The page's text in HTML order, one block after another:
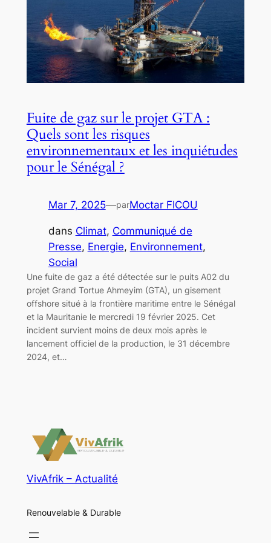
Fuite de gaz sur le projet GTA :
Quels sont les risques
environnementaux et les inquiétudes
pour le Sénégal ?
Mar 7, 2025—parMoctar FICOU
dans Climat, Communiqué de
Presse, Energie, Environnement
Social
Une fuite de gaz a été détectée sur le puits A02 du
projet Grand Tortue Ahmeyim (GTA), un gisement
offshore situé à la frontière maritime entre le Sénégal
et la Mauritanie le mercredi 19 février 2025. Cet
incident survient moins de deux mois après le
lancement officiel de la production, le 31 décembre
2024, et…
VivAfrik – Actualité
Renouvelable & Durable